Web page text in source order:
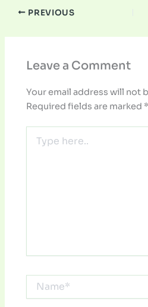
PREVIOUS
Leave a Comment
Your email address will not
Required fields are marked *
here..
Name*